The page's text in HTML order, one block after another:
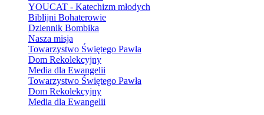
YOUCAT - Katechizm młodych
Biblijni Bohaterowie
Dziennik Bombika
Nasza misja
Towarzystwo Świętego Pawła
Dom Rekolekcyjny
Media dla Ewangelii
Towarzystwo Świętego Pawła
Dom Rekolekcyjny
Media dla Ewangelii